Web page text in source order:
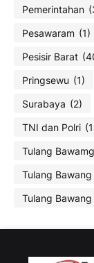
Pemerintahan
Pesawaram (1)
Pesisir Barat
Pringsewu (1)
Surabaya (2)
TNI dan Polri
Tulang Bawamg
Tulang Bawang
Tulang